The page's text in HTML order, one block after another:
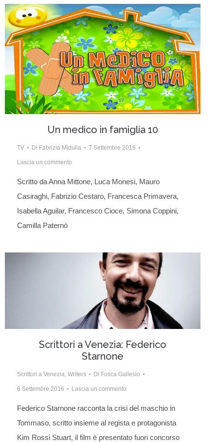
Un medico in famiglia 10
TV Di Fabrizia Midulla 7 Settembre 2016
Lascia un commento
Scritto da Anna Mittone, Luca Monesi, Mauro
Casiraghi, Fabrizio Cestaro, Francesca Primavera,
Isabella Aguilar, Francesco Cioce, Simona Coppini,
Camilla Paternò
Scrittori a Venezia: Federico
Starnone
Scrittori a Venezia Writers Di Fosca Gallesio
6 Settembre 2016 Lascia un commento
Federico Starnone racconta la crisi del maschio in
Tommaso, scritto insieme al regista e protagonista
Kim Rossi Stuart, il film è presentato fuori concorso